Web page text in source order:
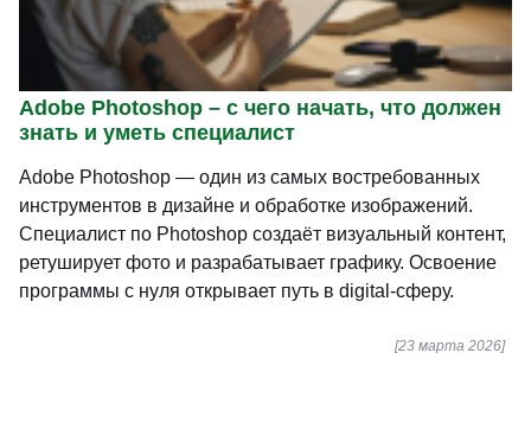
Adobe Photoshop – с чего начать, что должен
знать и уметь специалист
Adobe Photoshop — один из самых востребованных
инструментов в дизайне и обработке изображений.
Специалист по Photoshop создаёт визуальный контент,
ретуширует фото и разрабатывает графику. Освоение
программы с нуля открывает путь в digital-сферу.
[23 марта 2026]